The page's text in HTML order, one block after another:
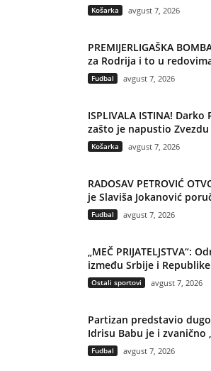
Košarka avgust 7, 2026
PREMIJERLIGAŠKA
za Rodrija i to u
Fudbal avgust 7, 2026
ISPLIVALA ISTINA!
zašto je napustio Zvezdu
Košarka avgust 7, 2026
RADOSAV PETROVIĆ
je Slaviša Jokanović
Fudbal avgust 7, 2026
„MEČ PRIJATELJSTVA“:
između Srbije i
Ostali sportovi avgust 7, 2026
Partizan predstavio
Idrisu Babu je i zvanično
Fudbal avgust 7, 2026